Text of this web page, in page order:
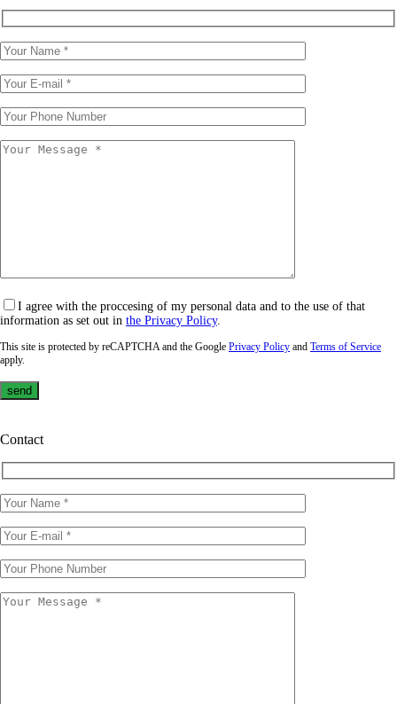
I agree with the proccesing of my personal data and to the use of that
information as set out in the Privacy Policy.
This site is protected by reCAPTCHA and the Google Privacy Policy and Terms of Service
apply.
Contact